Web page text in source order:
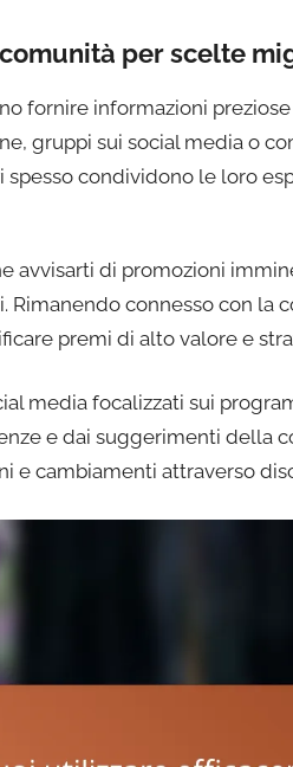
per scelte
fornire informazioni
gruppi sui social media o
condividono le loro
avvisarti di promozioni
Rimanendo connesso con la
premi di alto valore e
media focalizzati sui
e dai suggerimenti della
e cambiamenti attraverso